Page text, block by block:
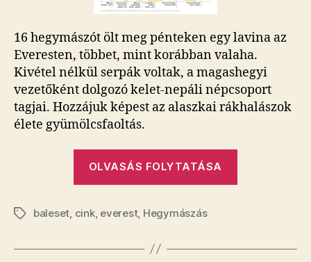
bejegyzéshez
16 hegymászót ölt meg pénteken egy lavina az
Everesten, többet, mint korábban valaha.
Kivétel nélkül serpák voltak, a magashegyi
vezetőként dolgozó kelet-nepáli népcsoport
tagjai. Hozzájuk képest az alaszkai rákhalászok
élete gyümölcsfaoltás.
OLVASÁS FOLYTATÁSA
lenni
Címkékbaleset cink, everest, Hegymászás